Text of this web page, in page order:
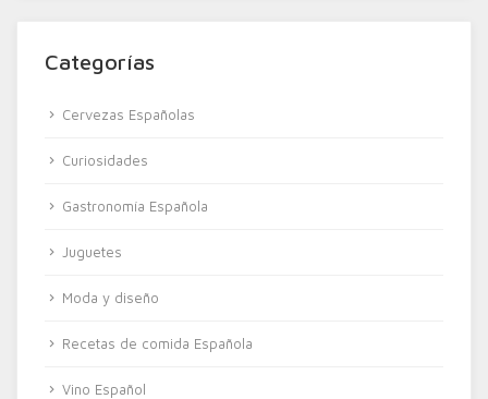
Categorías
Cervezas Españolas
Curiosidades
Gastronomía Española
Juguetes
Moda y diseño
Recetas de comida Española
Vino Español